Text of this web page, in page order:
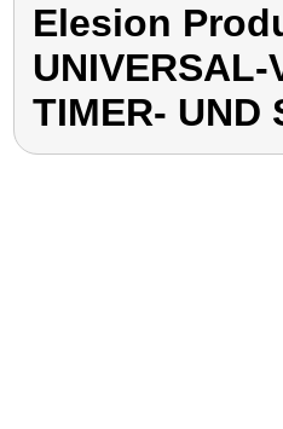
Elesion
UNIVERSAL-
TIMER- UND